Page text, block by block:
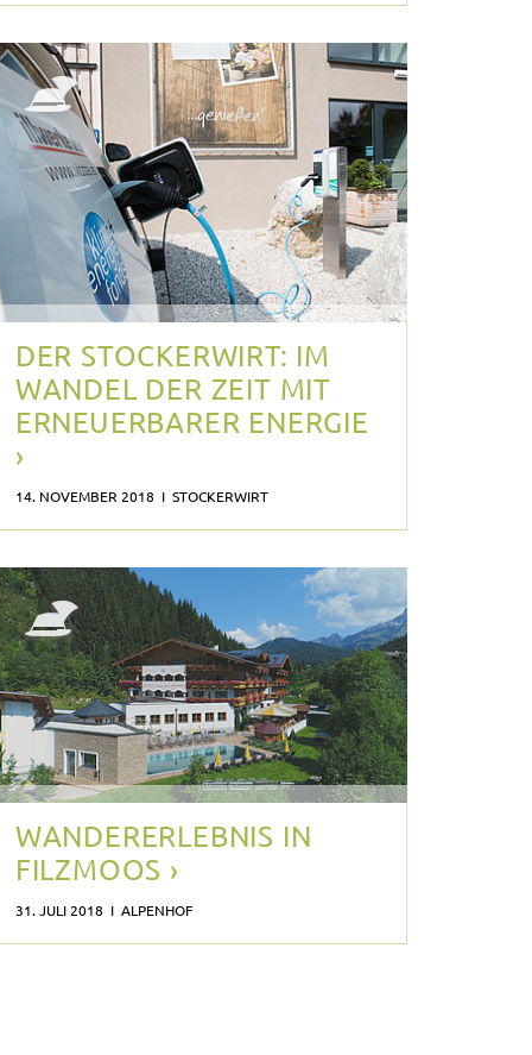
DER STOCKERWIRT: IM
WANDEL DER ZEIT MIT
ERNEUERBARER ENERGIE
›
14. NOVEMBER 2018 I STOCKERWIRT
WANDERERLEBNIS IN
FILZMOOS ›
31. JULI 2018 I ALPENHOF